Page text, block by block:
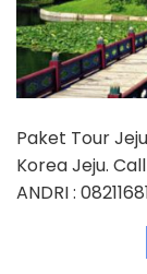
Paket Tour
Korea Jeju. Call
ANDRI :